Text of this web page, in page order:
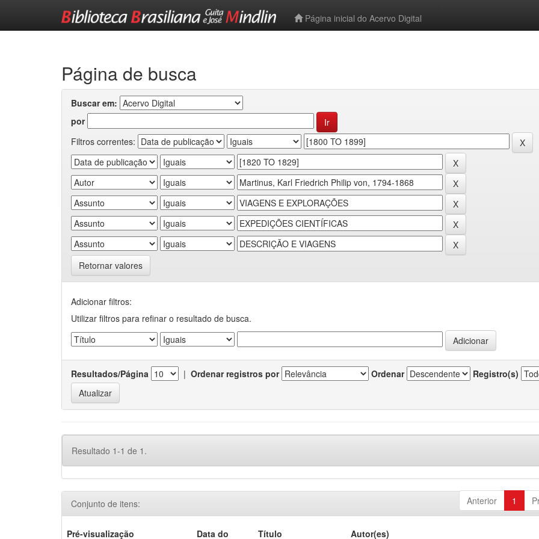
Página inicial do Acervo Digital
Página de busca
Buscar em:
por
Filtros correntes:
Retornar valores
Adicionar filtros:
Utilizar filtros para refinar o resultado de busca.
Resultados/Página | Ordenar registros por Ordenar Registro(s)
Resultado 1-1 de 1.
Anterior 1
Conjunto de itens:
Pré-visualização Data do Título Autor(es)